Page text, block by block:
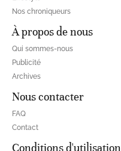
Nos chroniqueurs
À propos de nous
Qui sommes-nous
Publicité
Archives
Nous contacter
FAQ
Contact
Conditions d'utilisation